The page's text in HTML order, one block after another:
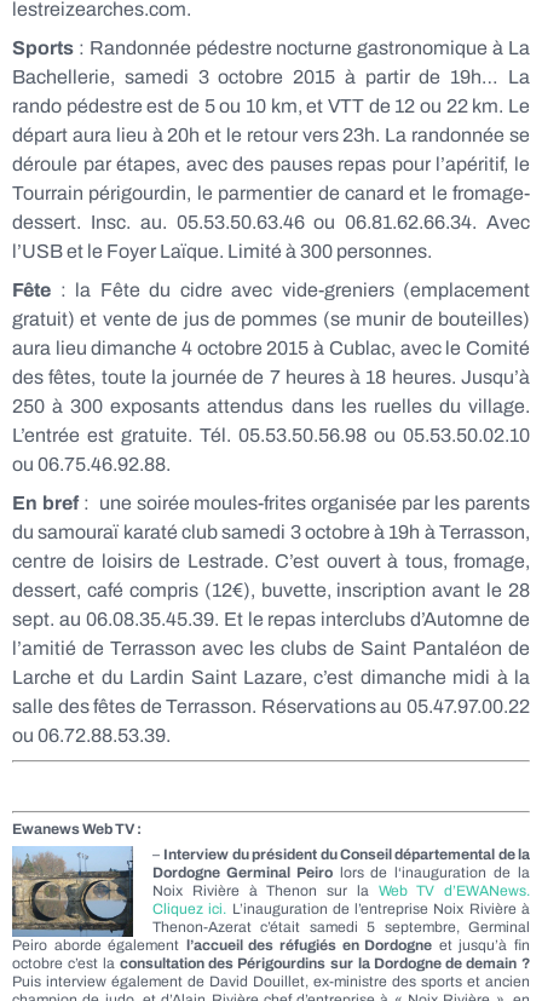
lestreizearches.com.
Sports : Randonnée pédestre nocturne gastronomique à La
Bachellerie, samedi 3 octobre 2015 à partir de 19h… La
rando pédestre est de 5 ou 10 km, et VTT de 12 ou 22 km. Le
départ aura lieu à 20h et le retour vers 23h. La randonnée se
déroule par étapes, avec des pauses repas pour l’apéritif, le
Tourrain périgourdin, le parmentier de canard et le fromage-
dessert. Insc. au. 05.53.50.63.46 ou 06.81.62.66.34. Avec
l’USB et le Foyer Laïque. Limité à 300 personnes.
Fête : la Fête du cidre avec vide-greniers (emplacement
gratuit) et vente de jus de pommes (se munir de bouteilles)
aura lieu dimanche 4 octobre 2015 à Cublac, avec le Comité
des fêtes, toute la journée de 7 heures à 18 heures. Jusqu’à
250 à 300 exposants attendus dans les ruelles du village.
L’entrée est gratuite. Tél. 05.53.50.56.98 ou 05.53.50.02.10
ou 06.75.46.92.88.
En bref: une soirée moules-frites organisée par les parents
du samouraï karaté club samedi 3 octobre à 19h à Terrasson,
centre de loisirs de Lestrade. C’est ouvert à tous, fromage,
dessert, café compris (12€), buvette, inscription avant le 28
sept. au 06.08.35.45.39. Et le repas interclubs d’Automne de
l’amitié de Terrasson avec les clubs de Saint Pantaléon de
Larche et du Lardin Saint Lazare, c’est dimanche midi à la
salle des fêtes de Terrasson. Réservations au 05.47.97.00.22
ou 06.72.88.53.39.
EwanewsWeb TV :
– Interview du président du Conseil départemental de la
Dordogne Germinal Peirolors de l‘inauguration de la
Noix Rivière à Thenon sur la Web TV d’EWANews.
Cliquez ici. L’inauguration de l’entreprise Noix Rivière à
Thenon-Azerat c’était samedi 5 septembre, Germinal
Peiro aborde également l’accueil des réfugiés en Dordogne et jusqu’à fin
octobre c’est la consultation des Périgourdins sur la Dordogne de demain ?
Puis interview également de David Douillet, ex-ministre des sports et ancien